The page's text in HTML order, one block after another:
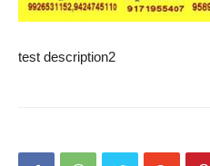
test description2